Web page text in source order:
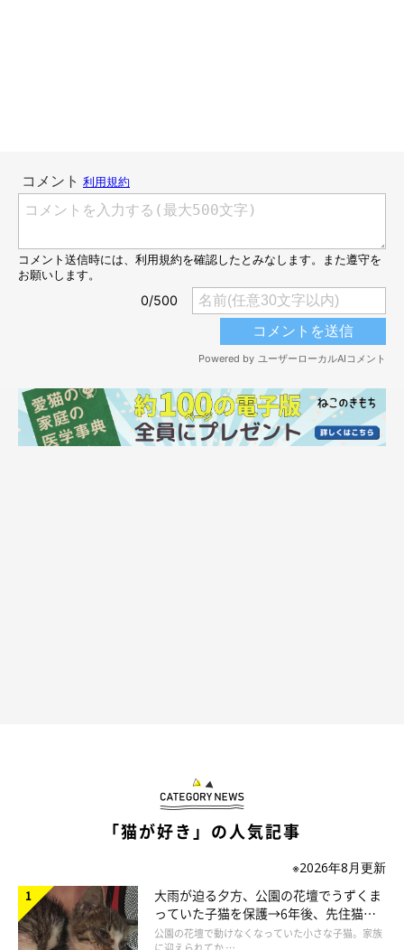
「猫が好き」の人気記事
※2026年8月更新
大雨が迫る夕方、公園の花壇でうずくま
っていた子猫を保護→6年後、先住猫
と“姉妹”のような関係に
公園の花壇で動けなくなっていた小さな子猫。家族